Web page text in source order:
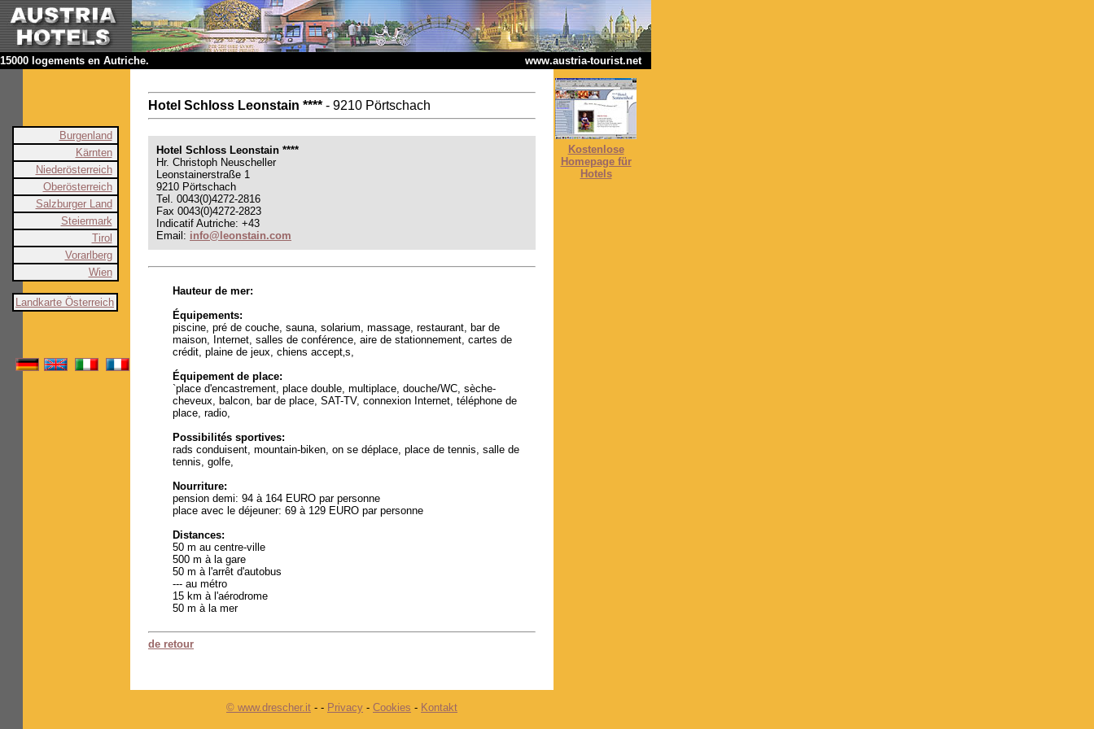
15000 logements en Autriche. www.austria-tourist.net
Burgenland
Kärnten
Niederösterreich
Oberösterreich
Salzburger Land
Steiermark
Tirol
Vorarlberg
Wien
Landkarte Österreich
Hotel Schloss Leonstain **** - 9210 Pörtschach
Hotel Schloss Leonstain ****
Hr. Christoph Neuscheller
Leonstainerstraße 1
9210 Pörtschach
Tel. 0043(0)4272-2816
Fax 0043(0)4272-2823
Indicatif Autriche: +43
Email: info@leonstain.com
Hauteur de mer:
Équipements:
piscine, pré de couche, sauna, solarium, massage, restaurant, bar de
maison, Internet, salles de conférence, aire de stationnement, cartes de
crédit, plaine de jeux, chiens accept‚s,
Équipement de place:
`place d'encastrement, place double, multiplace, douche/WC, sèche-
cheveux, balcon, bar de place, SAT-TV, connexion Internet, téléphone de
place, radio,
Possibilités sportives:
rads conduisent, mountain-biken, on se déplace, place de tennis, salle de
tennis, golfe,
Nourriture:
pension demi: 94 à 164 EURO par personne
place avec le déjeuner: 69 à 129 EURO par personne
Distances:
50 m au centre-ville
500 m à la gare
50 m à l'arrêt d'autobus
--- au métro
15 km à l'aérodrome
50 m à la mer
de retour
Kostenlose
Homepage für
Hotels
© www.drescher.it - - Privacy - Cookies - Kontakt